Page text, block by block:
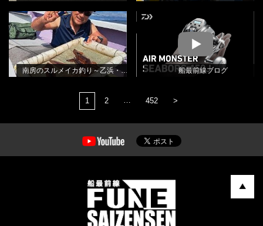
南房のスルメイカ釣り～乙浜・しま
や丸さんから
田渕雅生
BLOG
南房のスルメイカ釣り～乙浜・しまや丸さんから
MOVIE
船最前線ブログ
1 2 … 452 >